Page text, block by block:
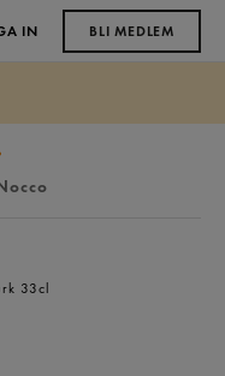
IN BLI MEDLEM